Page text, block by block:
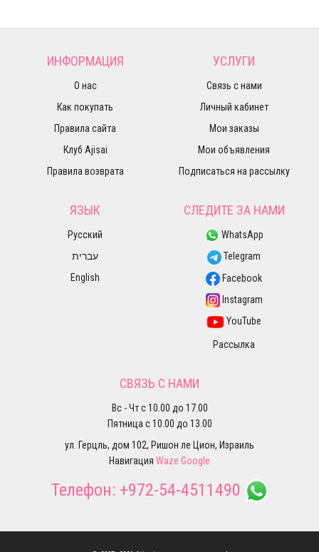
ИНФОРМАЦИЯ
О нас
Как покупать
Правила сайта
Клуб Ajisai
Правила возврата
УСЛУГИ
Связь с нами
Личный кабинет
Мои заказы
Мои объявления
Подписаться на рассылку
ЯЗЫК
Русский
עברית
English
СЛЕДИТЕ ЗА НАМИ
WhatsApp
Telegram
Facebook
Instagram
YouTube
Рассылка
СВЯЗЬ С НАМИ
Вс - Чт с 10.00 до 17.00
Пятница с 10.00 до 13.00
ул. Герцль, дом 102, Ришон ле Цион, Израиль
Навигация Waze Google
Телефон: +972-54-4511490